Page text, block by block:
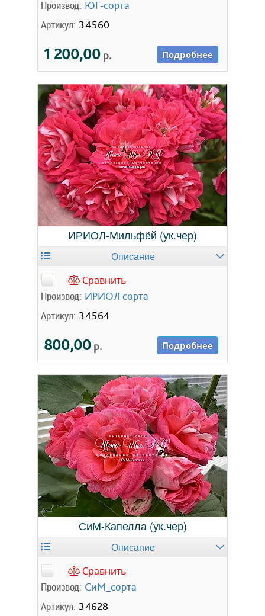
Производ: ЮГ-сорта
Артикул: 34560
1 200,00 р. Подробнее
ИРИОЛ-Мильфёй (ук.чер)
Описание
Сравнить
Производ: ИРИОЛ сорта
Артикул: 34564
800,00 р. Подробнее
СиМ-Капелла (ук.чер)
Описание
Сравнить
Производ: СиМ_сорта
Артикул: 34628